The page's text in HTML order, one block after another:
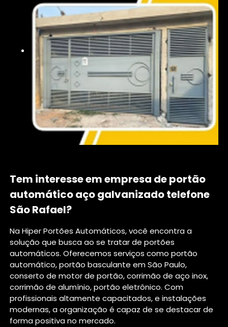
Tem interesse em empresa de portão
automático aço galvanizado telefone
São Rafael?
Na Hiper Portões Automáticos, você encontra a
solução que busca ao se tratar de portões
automáticos. Oferecemos serviços como portão
automático, portão basculante em São Paulo,
conserto de motor de portão, corrimão de aço inox,
corrimão de alumínio, portão eletrônico. Com
profissionais altamente capacitados, e instalações
modernas, a organização é capaz de se destacar de
forma positiva no mercado.